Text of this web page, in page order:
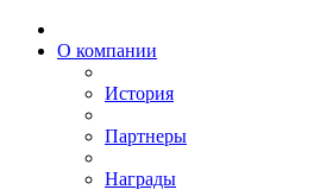
О компании
История
Партнеры
Награды